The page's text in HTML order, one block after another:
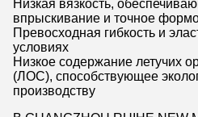
Низкая вязкость,
впрыскивание и точное
Превосходная гибкость и
условиях
Низкое содержание летучих
(ЛОС), способствующее
производству